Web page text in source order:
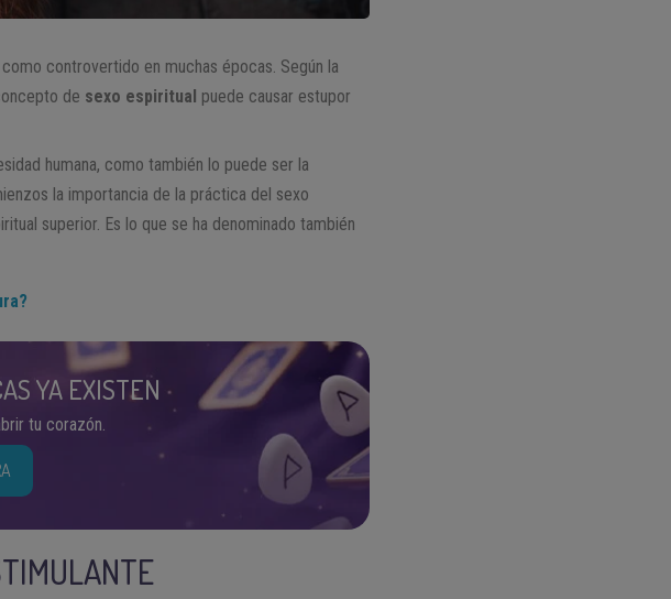
controvertido en muchas épocas. Según la
de sexo espiritual puede causar estupor
humana, como también lo puede ser la
la importancia de la práctica del sexo
superior. Es lo que se ha denominado también
YA EXISTEN
tu corazón.